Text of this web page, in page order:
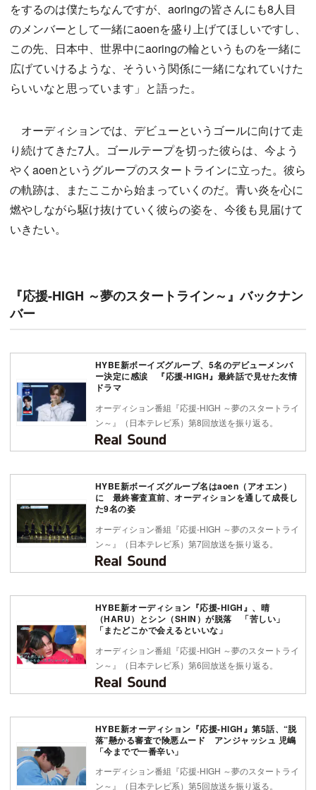
をするのは僕たちなんですが、aoringの皆さんにも8人目
のメンバーとして一緒にaoenを盛り上げてほしいですし、
この先、日本中、世界中にaoringの輪というものを一緒に
広げていけるような、そういう関係に一緒になれていけた
らいいなと思っています」と語った。
オーディションでは、デビューというゴールに向けて走
り続けてきた7人。ゴールテープを切った彼らは、今よう
やくaoenというグループのスタートラインに立った。彼ら
の軌跡は、またここから始まっていくのだ。青い炎を心に
燃やしながら駆け抜けていく彼らの姿を、今後も見届けて
いきたい。
『応援-HIGH ～夢のスタートライン～』バックナン
バー
HYBE新ボーイズグループ、5名のデビューメンバ
ー決定に感涙 『応援-HIGH』最終話で見せた友情
ドラマ
オーディション番組『応援-HIGH ～夢のスタートライ
ン～』（日本テレビ系）第8回放送を振り返る。
HYBE新ボーイズグループ名はaoen（アオエン）
に 最終審査直前、オーディションを通して成長し
た9名の姿
オーディション番組『応援-HIGH ～夢のスタートライ
ン～』（日本テレビ系）第7回放送を振り返る。
HYBE新オーディション『応援-HIGH』、晴
（HARU）とシン（SHIN）が脱落 「苦しい」
「またどこかで会えるといいな」
オーディション番組『応援-HIGH ～夢のスタートライ
ン～』（日本テレビ系）第6回放送を振り返る。
HYBE新オーディション『応援-HIGH』第5話、“脱
落”懸かる審査で険悪ムード アンジャッシュ 児嶋
「今までで一番辛い」
オーディション番組『応援-HIGH ～夢のスタートライ
ン～』（日本テレビ系）第5回放送を振り返る。